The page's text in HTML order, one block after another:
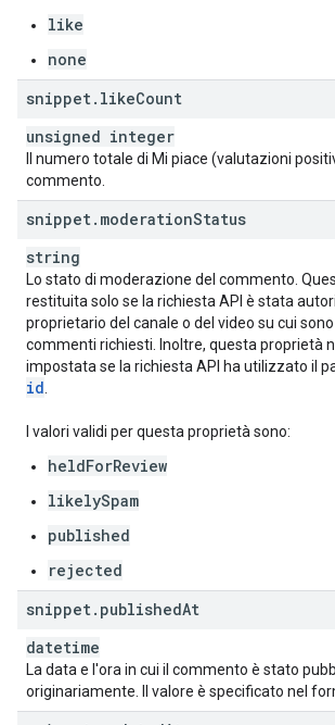
like
none
snippet. likeCount
unsigned integer
Il numero totale di Mi piace (valutazioni
commento.
snippet. moderationStatus
string
Lo stato di moderazione del commento.
restituita solo se la richiesta API è stata
proprietario del canale o del video su cui
commenti richiesti. Inoltre, questa proprietà
impostata se la richiesta API ha utilizzato il
id
I valori validi per questa proprietà sono:
heldForReview
likelySpam
published
rejected
snippet. publishedAt
datetime
La data e l'ora in cui il commento è stato
originariamente. Il valore è specificato nel